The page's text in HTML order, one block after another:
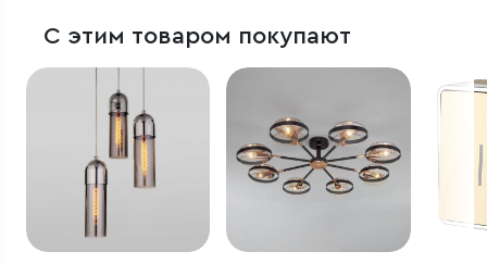
С этим товаром покупают